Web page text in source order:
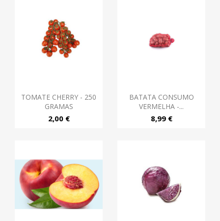
TOMATE CHERRY - 250
GRAMAS
2,00 €
BATATA CONSUMO
VERMELHA -...
8,99 €